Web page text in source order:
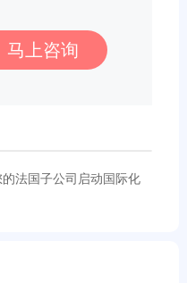
马上咨询
法国子公司启动国际化